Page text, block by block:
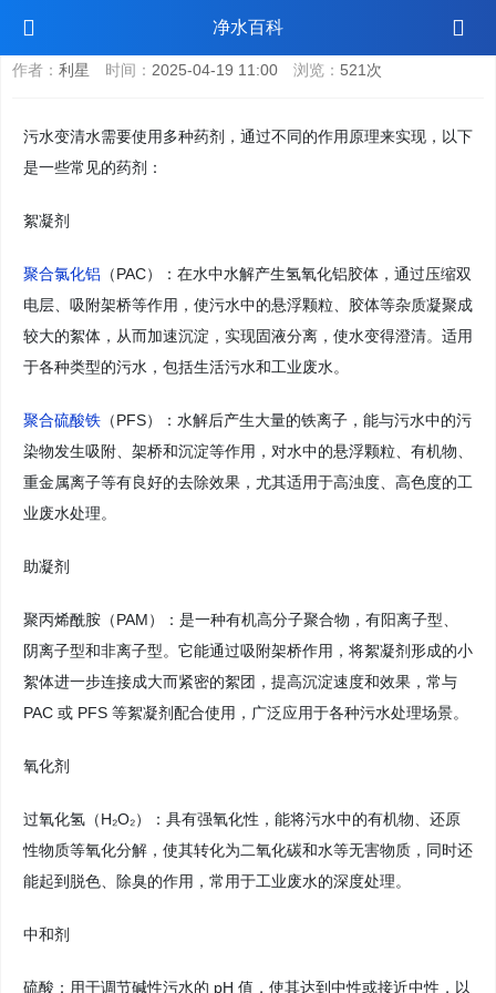
净水百科
污水变清水的药剂
作者： 利星 时间： 2025-04-19 11:00 浏览： 521次
污水变清水需要使用多种药剂，通过不同的作用原理来实现，以下
是一些常见的药剂：
絮凝剂
聚合氯化铝 （PAC）：在水中水解产生氢氧化铝胶体，通过压缩双
电层、吸附架桥等作用，使污水中的悬浮颗粒、胶体等杂质凝聚成
较大的絮体，从而加速沉淀，实现固液分离，使水变得澄清。适用
于各种类型的污水，包括生活污水和工业废水。
聚合硫酸铁 （PFS）：水解后产生大量的铁离子，能与污水中的污
染物发生吸附、架桥和沉淀等作用，对水中的悬浮颗粒、有机物、
重金属离子等有良好的去除效果，尤其适用于高浊度、高色度的工
业废水处理。
助凝剂
聚丙烯酰胺（PAM）：是一种有机高分子聚合物，有阳离子型、
阴离子型和非离子型。它能通过吸附架桥作用，将絮凝剂形成的小
絮体进一步连接成大而紧密的絮团，提高沉淀速度和效果，常与
PAC 或 PFS 等絮凝剂配合使用，广泛应用于各种污水处理场景。
氧化剂
过氧化氢（H₂O₂）：具有强氧化性，能将污水中的有机物、还原
性物质等氧化分解，使其转化为二氧化碳和水等无害物质，同时还
能起到脱色、除臭的作用，常用于工业废水的深度处理。
中和剂
硫酸：用于调节碱性污水的 pH 值，使其达到中性或接近中性，以